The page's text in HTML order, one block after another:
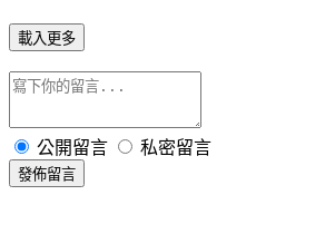
載入更多
公開留言 私密留言
發佈留言